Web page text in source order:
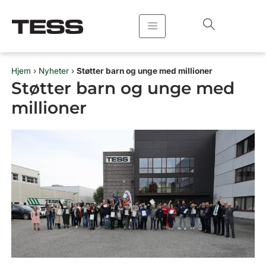
rett
Hjem › Nyheter › Støtter barn og unge med millioner
Støtter barn og unge med
millioner